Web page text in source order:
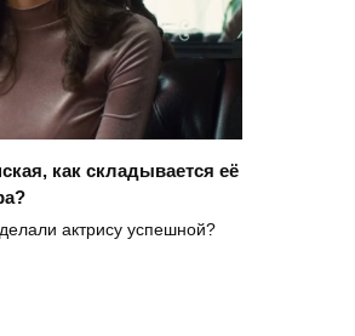
как складывается её
актрису успешной?